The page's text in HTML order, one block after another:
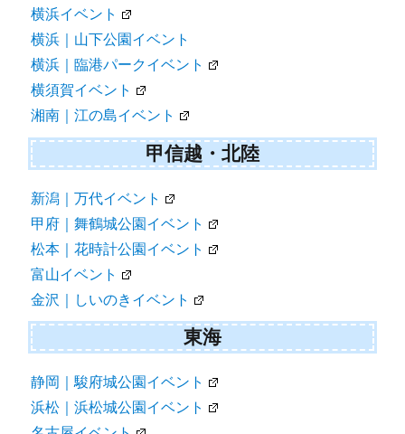
横浜イベント
横浜｜山下公園イベント
横浜｜臨港パークイベント
横須賀イベント
湘南｜江の島イベント
甲信越・北陸
新潟｜万代イベント
甲府｜舞鶴城公園イベント
松本｜花時計公園イベント
富山イベント
金沢｜しいのきイベント
東海
静岡｜駿府城公園イベント
浜松｜浜松城公園イベント